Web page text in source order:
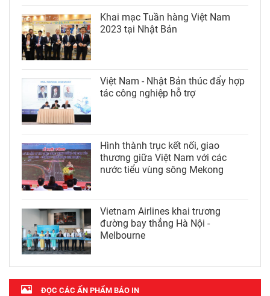
Khai mạc Tuần hàng Việt Nam
2023 tại Nhật Bản
Việt Nam - Nhật Bản thúc đẩy hợp
tác công nghiệp hỗ trợ
Hình thành trục kết nối, giao
thương giữa Việt Nam với các
nước tiểu vùng sông Mekong
Vietnam Airlines khai trương
đường bay thẳng Hà Nội -
Melbourne
ĐỌC CÁC ẤN PHẨM BÁO IN